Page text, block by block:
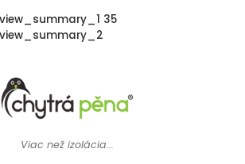
35
Viac než izolácia...